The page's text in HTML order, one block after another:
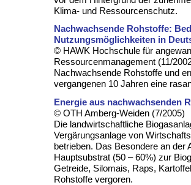
Klima- und Ressourcenschutz.
Nachwachsende Rohstoffe:
Nutzungsmöglichkeiten in
© HAWK Hochschule für
Ressourcenmanagement (11/
Nachwachsende Rohstoffe und
vergangenen 10 Jahren eine
Energie aus nachwachsenden
© OTH Amberg-Weiden (7/2005)
Die landwirtschaftliche
Vergärungsanlage von
betrieben. Das Besondere an der
Hauptsubstrat (50 – 60%) zur
Getreide, Silomais, Raps,
Rohstoffe vergoren.